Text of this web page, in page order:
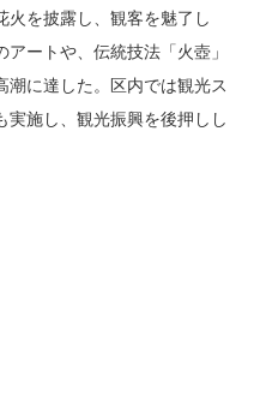
火を披露し、観客を魅了し
ートや、伝統技法「火壺」
潮に達した。区内では観光ス
実施し、観光振興を後押しし